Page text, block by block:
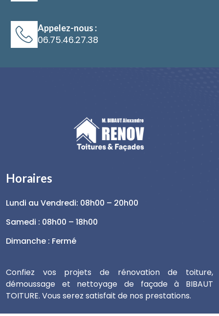
Appelez-nous :
06.75.46.27.38
Horaires
Lundi au Vendredi: 08h00 – 20h00
Samedi : 08h00 – 18h00
Dimanche : Fermé
Confiez vos projets de rénovation de toiture,
démoussage et nettoyage de façade à BIBAUT
TOITURE. Vous serez satisfait de nos prestations.